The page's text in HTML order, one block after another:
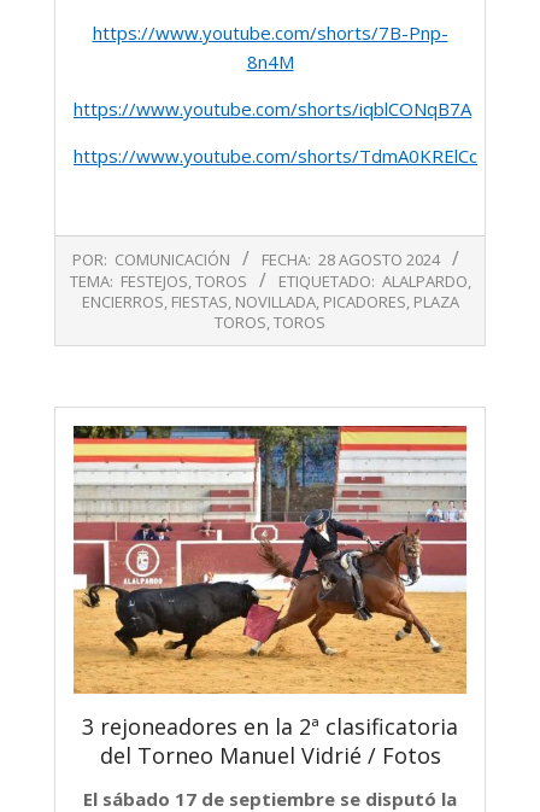
https://www.youtube.com/shorts/7B-Pnp-
8n4M
https://www.youtube.com/shorts/iqblCONqB7A
https://www.youtube.com/shorts/TdmA0KRElCc
08-
POR: COMUNICACIÓN FECHA: 28 AGOSTO 2024
TEMA: FESTEJOS,TOROS ETIQUETADO: ALALPARDO,
ENCIERROS, FIESTAS, NOVILLADA, PICADORES, PLAZA
TOROS,TOROS
3 rejoneadores en la 2ª clasificatoria
del Torneo Manuel Vidrié / Fotos
El sábado 17 de septiembre se disputó la